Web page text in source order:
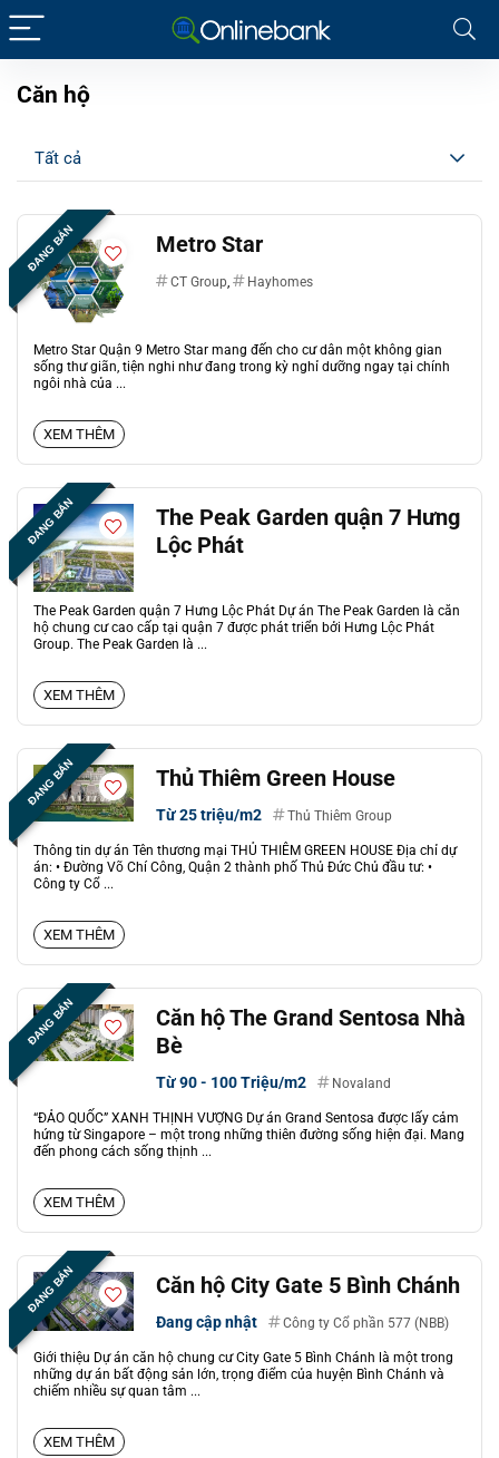
Căn hộ
Tất cả
ĐANG BÁN Metro Star
CT Group, Hayhomes
Metro Star Quận 9 Metro Star mang đến cho cư dân một không gian
sống thư giãn, tiện nghi như đang trong kỳ nghỉ dưỡng ngay tại chính
ngôi nhà của ...
XEM THÊM
ĐANG BÁN
The Peak Garden quận 7 Hưng
Lộc Phát
The Peak Garden quận 7 Hưng Lộc Phát Dự án The Peak Garden là căn
hộ chung cư cao cấp tại quận 7 được phát triển bởi Hưng Lộc Phát
Group. The Peak Garden là ...
XEM THÊM
ĐANG BÁN Thủ Thiêm Green House
Từ 25 triệu/m2 Thủ Thiêm Group
Thông tin dự án Tên thương mại THỦ THIÊM GREEN HOUSE Địa chỉ dự
án: • Đường Võ Chí Công, Quận 2 thành phố Thủ Đức Chủ đầu tư: •
Công ty Cổ ...
XEM THÊM
ĐANG BÁN
Căn hộ The Grand Sentosa Nhà
Bè
Từ 90 - 100 Triệu/m2 Novaland
“ĐẢO QUỐC” XANH THỊNH VƯỢNG Dự án Grand Sentosa được lấy cảm
hứng từ Singapore – một trong những thiên đường sống hiện đại. Mang
đến phong cách sống thịnh ...
XEM THÊM
ĐANG BÁN Căn hộ City Gate 5 Bình Chánh
Đang cập nhật Công ty Cổ phần 577 (NBB)
Giới thiệu Dự án căn hộ chung cư City Gate 5 Bình Chánh là một trong
những dự án bất động sản lớn, trọng điểm của huyện Bình Chánh và
chiếm nhiều sự quan tâm ...
XEM THÊM